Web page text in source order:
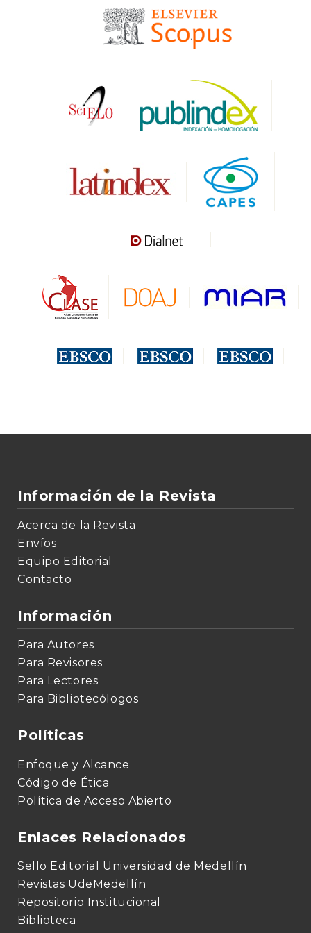
Información de la Revista
Acerca de la Revista
Envíos
Equipo Editorial
Contacto
Información
Para Autores
Para Revisores
Para Lectores
Para Bibliotecólogos
Políticas
Enfoque y Alcance
Código de Ética
Política de Acceso Abierto
Enlaces Relacionados
Sello Editorial Universidad de Medellín
Revistas UdeMedellín
Repositorio Institucional
Biblioteca